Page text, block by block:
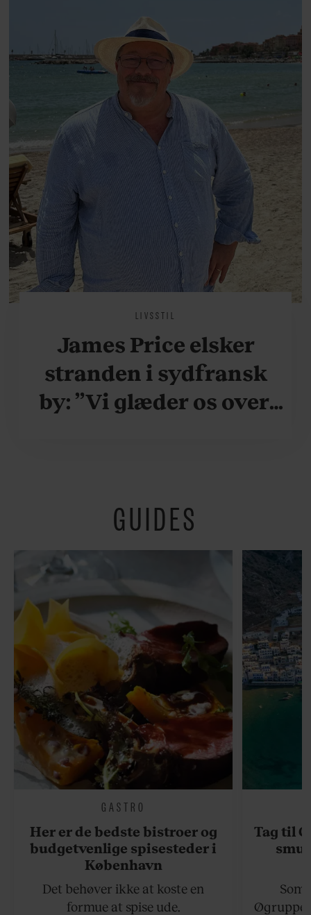
arv, angst, familieliv, frygten for
at miste stemmen og den
livsglæde, han nægter at give slip
på.
LIVSSTIL
James Price elsker
stranden i sydfransk
by: ”Vi glæder os over,
fredeligt”
GUIDES
GASTRO
Her er de bedste bistroer og
budgetvenlige spisesteder i
København
Det behøver ikke at koste en
formue at spise ude.
Tag til